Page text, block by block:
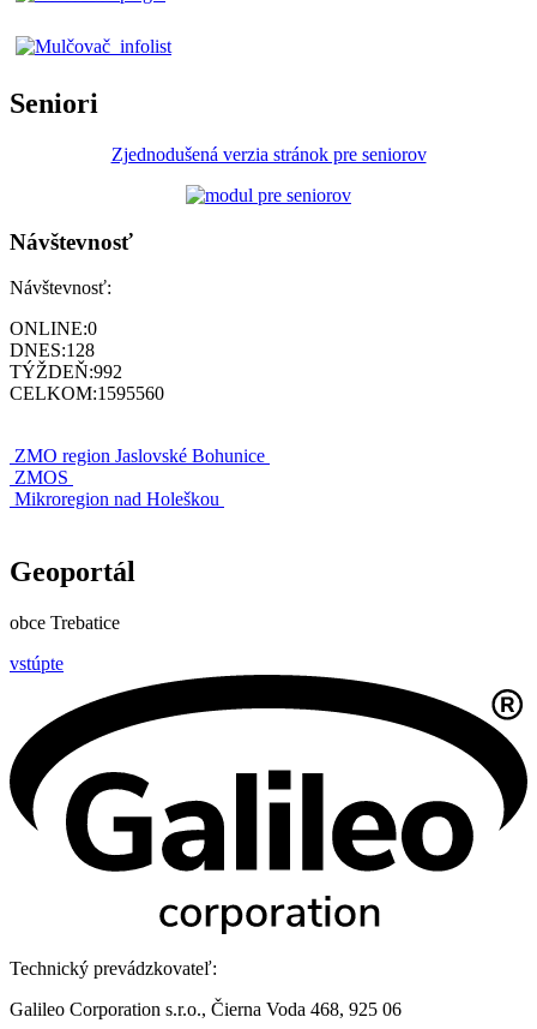
Seniori
Zjednodušená verzia stránok pre seniorov
Návštevnosť
Návštevnosť:
ONLINE:0
DNES:128
TÝŽDEŇ:992
CELKOM:1595560
ZMO region Jaslovské Bohunice
ZMOS
Mikroregion nad Holeškou
Geoportál
obce Trebatice
vstúpte
Technický prevádzkovateľ:
Galileo Corporation s.r.o., Čierna Voda 468, 925 06